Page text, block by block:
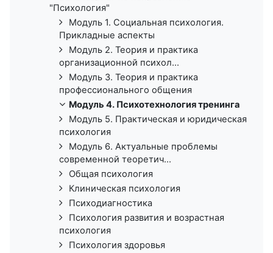
"Психология"
Модуль 1. Социальная психология.
Прикладные аспекты
Модуль 2. Теория и практика
организационной психол...
Модуль 3. Теория и практика
профессионального общения
Модуль 4. Психотехнология тренинга
Модуль 5. Практическая и юридическая
психология
Модуль 6. Актуальные проблемы
современной теоретич...
Общая психология
Клиническая психология
Психодиагностика
Психология развития и возрастная
психология
Психология здоровья